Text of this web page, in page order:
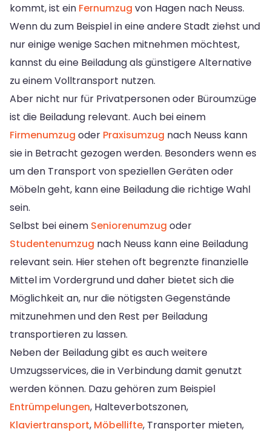
kommt, ist ein Fernumzug von Hagen nach Neuss.
Wenn du zum Beispiel in eine andere Stadt ziehst und
nur einige wenige Sachen mitnehmen möchtest,
kannst du eine Beiladung als günstigere Alternative
zu einem Volltransport nutzen.
Aber nicht nur für Privatpersonen oder Büroumzüge
ist die Beiladung relevant. Auch bei einem
Firmenumzug oder Praxisumzug nach Neuss kann
sie in Betracht gezogen werden. Besonders wenn es
um den Transport von speziellen Geräten oder
Möbeln geht, kann eine Beiladung die richtige Wahl
sein.
Selbst bei einem Seniorenumzug oder
Studentenumzug nach Neuss kann eine Beiladung
relevant sein. Hier stehen oft begrenzte finanzielle
Mittel im Vordergrund und daher bietet sich die
Möglichkeit an, nur die nötigsten Gegenstände
mitzunehmen und den Rest per Beiladung
transportieren zu lassen.
Neben der Beiladung gibt es auch weitere
Umzugsservices, die in Verbindung damit genutzt
werden können. Dazu gehören zum Beispiel
Entrümpelungen, Halteverbotszonen,
Klaviertransport, Möbellifte, Transporter mieten,